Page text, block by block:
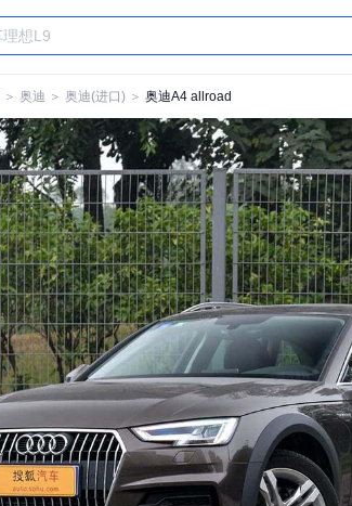
＞ 奥迪 ＞ 奥迪(进口) ＞ 奥迪A4 allroad